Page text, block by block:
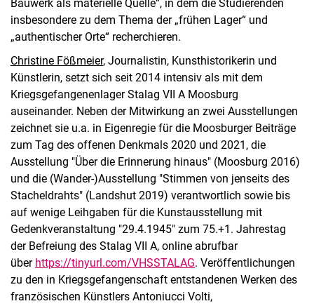
Bauwerk als materielle Quelle“, in dem die Studierenden
insbesondere zu dem Thema der „frühen Lager“ und
„authentischer Orte“ recherchieren.
Christine Fößmeier, Journalistin, Kunsthistorikerin und
Künstlerin, setzt sich seit 2014 intensiv als mit dem
Kriegsgefangenenlager Stalag VII A Moosburg
auseinander. Neben der Mitwirkung an zwei Ausstellungen
zeichnet sie u.a. in Eigenregie für die Moosburger Beiträge
zum Tag des offenen Denkmals 2020 und 2021, die
Ausstellung "Über die Erinnerung hinaus" (Moosburg 2016)
und die (Wander-)Ausstellung "Stimmen von jenseits des
Stacheldrahts" (Landshut 2019) verantwortlich sowie bis
auf wenige Leihgaben für die Kunstausstellung mit
Gedenkveranstaltung "29.4.1945" zum 75.+1. Jahrestag
der Befreiung des Stalag VII A, online abrufbar
über https://tinyurl.com/VHSSTALAG. Veröffentlichungen
zu den in Kriegsgefangenschaft entstandenen Werken des
französischen Künstlers Antoniucci Volti,